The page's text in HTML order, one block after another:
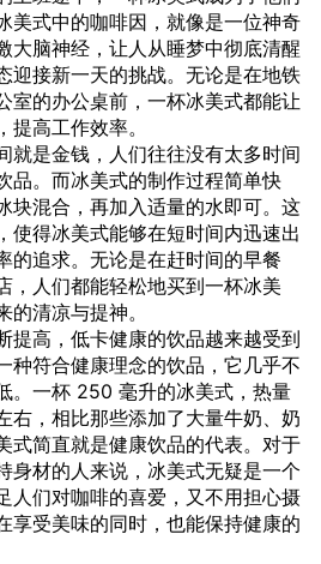
美式中的咖啡因，就像是一位神奇
大脑神经，让人从睡梦中彻底清醒
迎接新一天的挑战。无论是在地铁
室的办公桌前，一杯冰美式都能让
高工作效率。
就是金钱，人们往往没有太多时间
品。而冰美式的制作过程简单快
块混合，再加入适量的水即可。这
使得冰美式能够在短时间内迅速出
的追求。无论是在赶时间的早餐
，人们都能轻松地买到一杯冰美
清凉与提神。
提高，低卡健康的饮品越来越受到
种符合健康理念的饮品，它几乎不
。一杯 250 毫升的冰美式，热量
右，相比那些添加了大量牛奶、奶
式简直就是健康饮品的代表。对于
身材的人来说，冰美式无疑是一个
人们对咖啡的喜爱，又不用担心摄
享受美味的同时，也能保持健康的